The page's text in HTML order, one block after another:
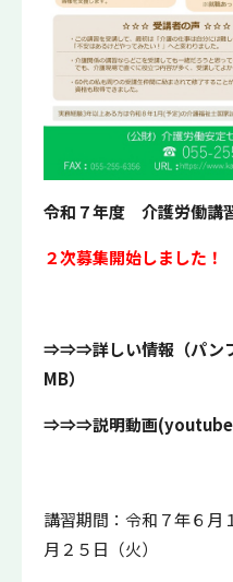
令和７年度 介護労働講
２次募集開始しました！
⇒⇒⇒詳しい情報（パン
MB）
⇒⇒⇒説明動画
講習期間：令和７年６月
月２５日（火）